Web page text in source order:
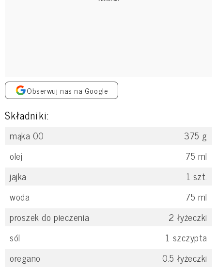
Obserwuj nas na Google
Składniki:
mąka 00 375 g
olej
75 ml
jajka
1 szt.
woda
75 ml
proszek do pieczenia
2 łyżeczki
sól
1 szczypta
oregano
0.5 łyżeczki